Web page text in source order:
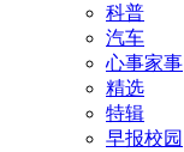
科普
汽车
心事家事
精选
特辑
早报校园